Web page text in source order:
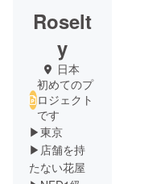
Roselt
y
日本
初めてのプ
ロジェクト
です
▶︎東京
▶︎店舗を持
たない花屋